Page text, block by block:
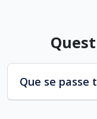
Que se passe